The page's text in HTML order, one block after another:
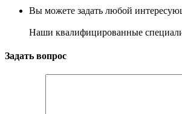
Вы можете задать любой
Наши квалифицированные
Задать вопрос